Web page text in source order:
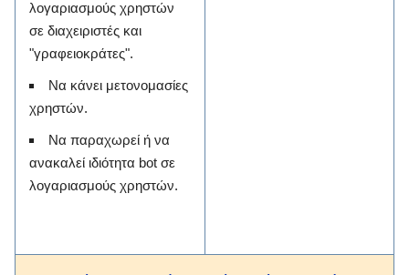
λογαριασμούς χρηστών
σε διαχειριστές και
"γραφειοκράτες".
Να κάνει μετονομασίες
χρηστών.
Να παραχωρεί ή να
ανακαλεί ιδιότητα bot σε
λογαριασμούς χρηστών.